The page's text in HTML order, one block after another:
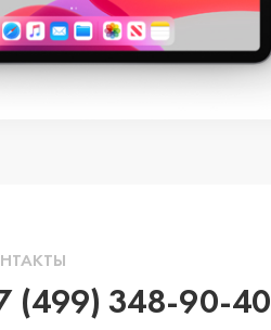
(499) 348-90-40